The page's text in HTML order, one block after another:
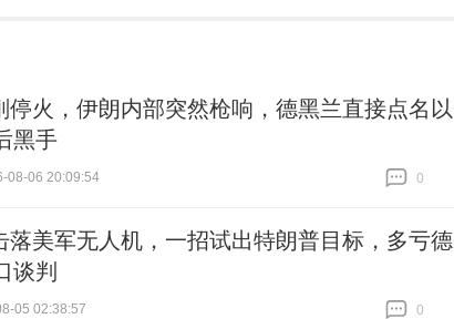
停火，伊朗内部突然枪响，德黑兰直接点名以
黑手
08-06 20:09:54
0
落美军无人机，一招试出特朗普目标，多亏德
谈判
05 02:38:57
0